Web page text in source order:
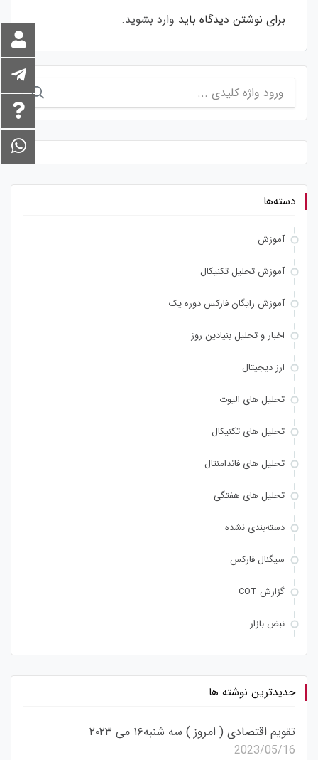
برای نوشتن دیدگاه باید وارد بشوید.
برای:
دسته‌ها
آموزش
آموزش تحلیل تکنیکال
آموزش رایگان فارکس دوره یک
اخبار و تحلیل بنیادین روز
ارز دیجیتال
تحلیل های الیوت
تحلیل های تکنیکال
تحلیل های فاندامنتال
تحلیل های هفتگی
دسته‌بندی نشده
سیگنال فارکس
گزارش COT
نبض بازار
جدیدترین نوشته ها
تقویم اقتصادی ( امروز ) سه شنبه۱۶ می ۲۰۲۳
2023/05/16